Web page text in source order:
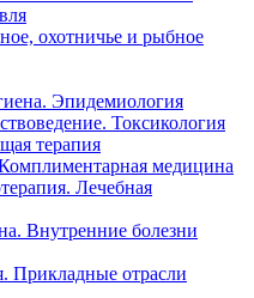
охотничье и рыбное
Эпидемиология
Токсикология
терапия
медицина
Лечебная
Внутренние болезни
Прикладные отрасли